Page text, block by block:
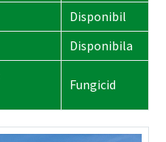
Disponibil
Disponibila
Fungicid